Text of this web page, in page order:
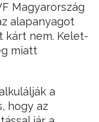
Magyarország
alapanyagot
kárt nem. Kelet-
miatt
a
hogy az